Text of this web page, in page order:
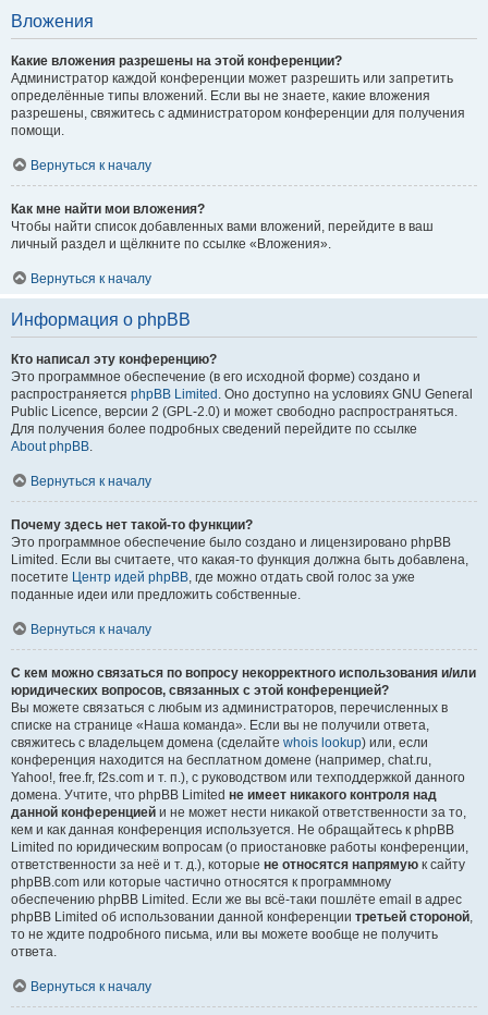
Вложения
Какие вложения разрешены на этой конференции?
Администратор каждой конференции может разрешить или запретить
определённые типы вложений. Если вы не знаете, какие вложения
разрешены, свяжитесь с администратором конференции для получения
помощи.
Вернуться к началу
Как мне найти мои вложения?
Чтобы найти список добавленных вами вложений, перейдите в ваш
личный раздел и щёлкните по ссылке «Вложения».
Вернуться к началу
Информация о phpBB
Кто написал эту конференцию?
Это программное обеспечение (в его исходной форме) создано и
распространяется phpBB Limited . Оно доступно на условиях GNU General
Public Licence, версии 2 (GPL-2.0) и может свободно распространяться.
Для получения более подробных сведений перейдите по ссылке
About phpBB.
Вернуться к началу
Почему здесь нет такой-то функции?
Это программное обеспечение было создано и лицензировано phpBB
Limited. Если вы считаете, что какая-то функция должна быть добавлена,
посетите Центр идей phpBB, где можно отдать свой голос за уже
поданные идеи или предложить собственные.
Вернуться к началу
С кем можно связаться по вопросу некорректного использования и/или
юридических вопросов, связанных с этой конференцией?
Вы можете связаться с любым из администраторов, перечисленных в
списке на странице «Наша команда». Если вы не получили ответа,
свяжитесь с владельцем домена (сделайте whois lookup) или, если
конференция находится на бесплатном домене (например, chat.ru,
Yahoo!, free.fr, f2s.com и т. п.), с руководством или техподдержкой данного
домена. Учтите, что phpBB Limited не имеет никакого контроля над
данной конференцией и не может нести никакой ответственности за то,
кем и как данная конференция используется. Не обращайтесь к phpBB
Limited по юридическим вопросам (о приостановке работы конференции,
ответственности за неё и т. д.), которые не относятся напрямую к сайту
phpBB.com или которые частично относятся к программному
обеспечению phpBB Limited. Если же вы всё-таки пошлёте email в адрес
phpBB Limited об использовании данной конференции третьей стороной,
то не ждите подробного письма, или вы можете вообще не получить
ответа.
Вернуться к началу